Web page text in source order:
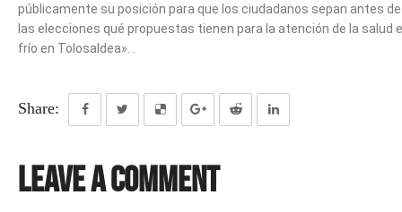
públicamente su posición para que los ciudadanos sepan antes de
las elecciones qué propuestas tienen para la atención de la salud
frío en Tolosaldea». .
Share:
Leave a Comment